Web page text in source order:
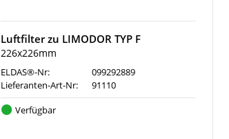
Luftfilter zu LIMODOR TYP F
226x226mm
ELDAS®-Nr:
099292889
Lieferanten-Art-Nr:
91110
Verfügbar